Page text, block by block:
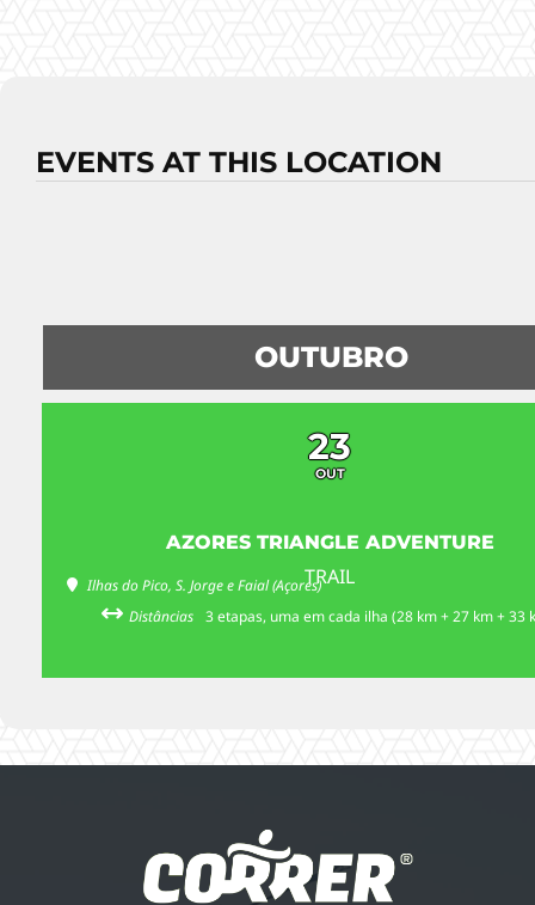
EVENTS AT THIS LOCATION
OUTUBRO
23
OUT
AZORES TRIANGLE ADVENTURE
TRAIL
Ilhas do Pico, S. Jorge e Faial (Açores)
Distâncias
3 etapas, uma em cada ilha (28 km + 27 km + 33